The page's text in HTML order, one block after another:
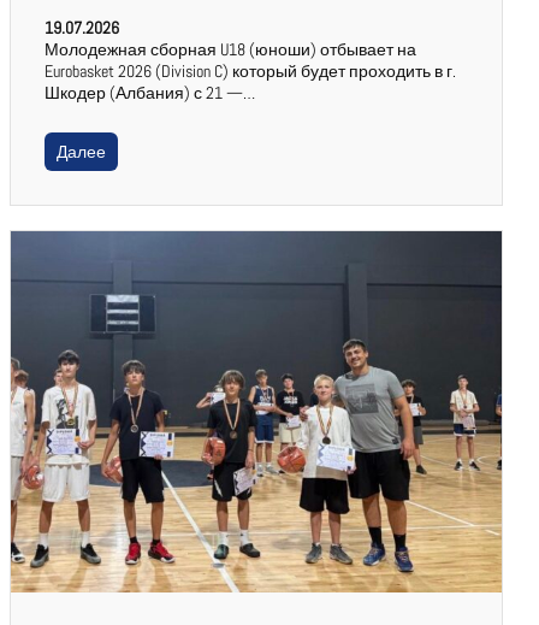
19.07.2026
Молодежная сборная U18 (юноши) отбывает на
Eurobasket 2026 (Division C) который будет проходить в г.
Шкодер (Албания) с 21 —…
Далее